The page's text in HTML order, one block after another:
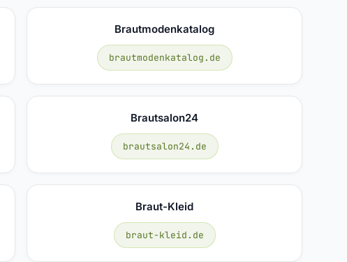
Brautmodenkatalog
brautmodenkatalog.de
Brautsalon24
brautsalon24.de
Braut-Kleid
braut-kleid.de